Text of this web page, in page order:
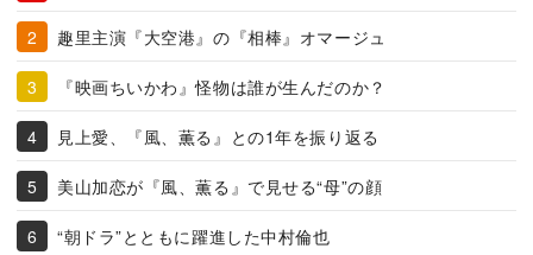
趣里主演『大空港』の『相棒』オマージュ
『映画ちいかわ』怪物は誰が生んだのか？
見上愛、『風、薫る』との1年を振り返る
美山加恋が『風、薫る』で見せる“母”の顔
“朝ドラ”とともに躍進した中村倫也